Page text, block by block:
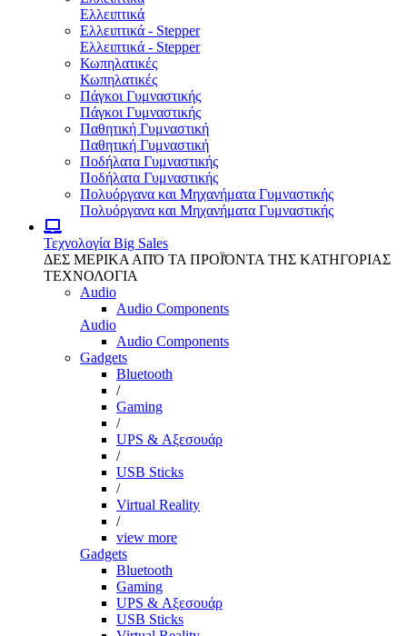
Ελλειπτικά
Ελλειπτικά - Stepper
Ελλειπτικά - Stepper
Κωπηλατικές
Κωπηλατικές
Πάγκοι Γυμναστικής
Πάγκοι Γυμναστικής
Παθητική Γυμναστική
Παθητική Γυμναστική
Ποδήλατα Γυμναστικής
Ποδήλατα Γυμναστικής
Πολυόργανα και Μηχανήματα Γυμναστικής
Πολυόργανα και Μηχανήματα Γυμναστικής
Τεχνολογία Big Sales
ΔΕΣ ΜΕΡΙΚΑ ΑΠΌ ΤΑ ΠΡΟΪΌΝΤΑ ΤΗΣ ΚΑΤΗΓΟΡΙΑΣ
ΤΕΧΝΟΛΟΓΙΑ
Audio
Audio Components
Audio
Audio Components
Gadgets
Bluetooth
/
Gaming
/
UPS & Αξεσουάρ
/
USB Sticks
/
Virtual Reality
/
view more
Gadgets
Bluetooth
Gaming
UPS & Αξεσουάρ
USB Sticks